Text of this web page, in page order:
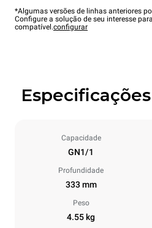
*Algumas versões de linhas anteriores
Configure a solução de seu interesse
compatível.configurar
Capacidade
GN1/1
Profundidade
333 mm
Peso
4.55 kg